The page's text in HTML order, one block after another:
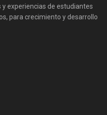
experiencias de estudiantes
para crecimiento y desarrollo